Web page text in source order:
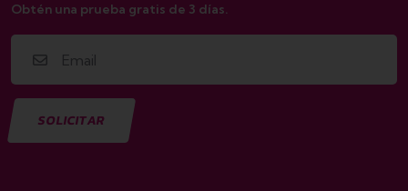
Obtén una prueba gratis de 3 días.